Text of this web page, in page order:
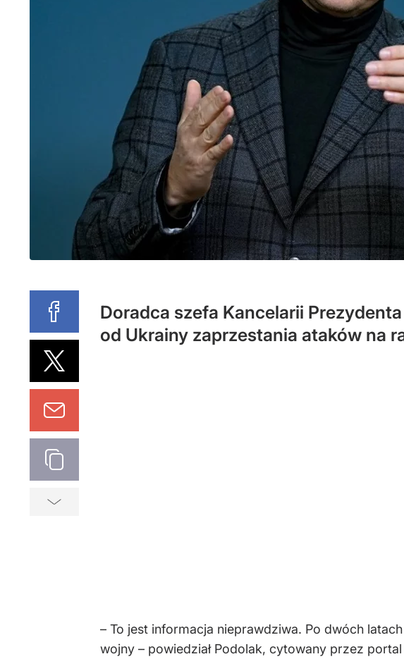
Doradca szefa Kancelarii
od Ukrainy zaprzestania ataków na
– To jest informacja nieprawdziwa. Po dwóch
wojny – powiedział Podolak, cytowany przez